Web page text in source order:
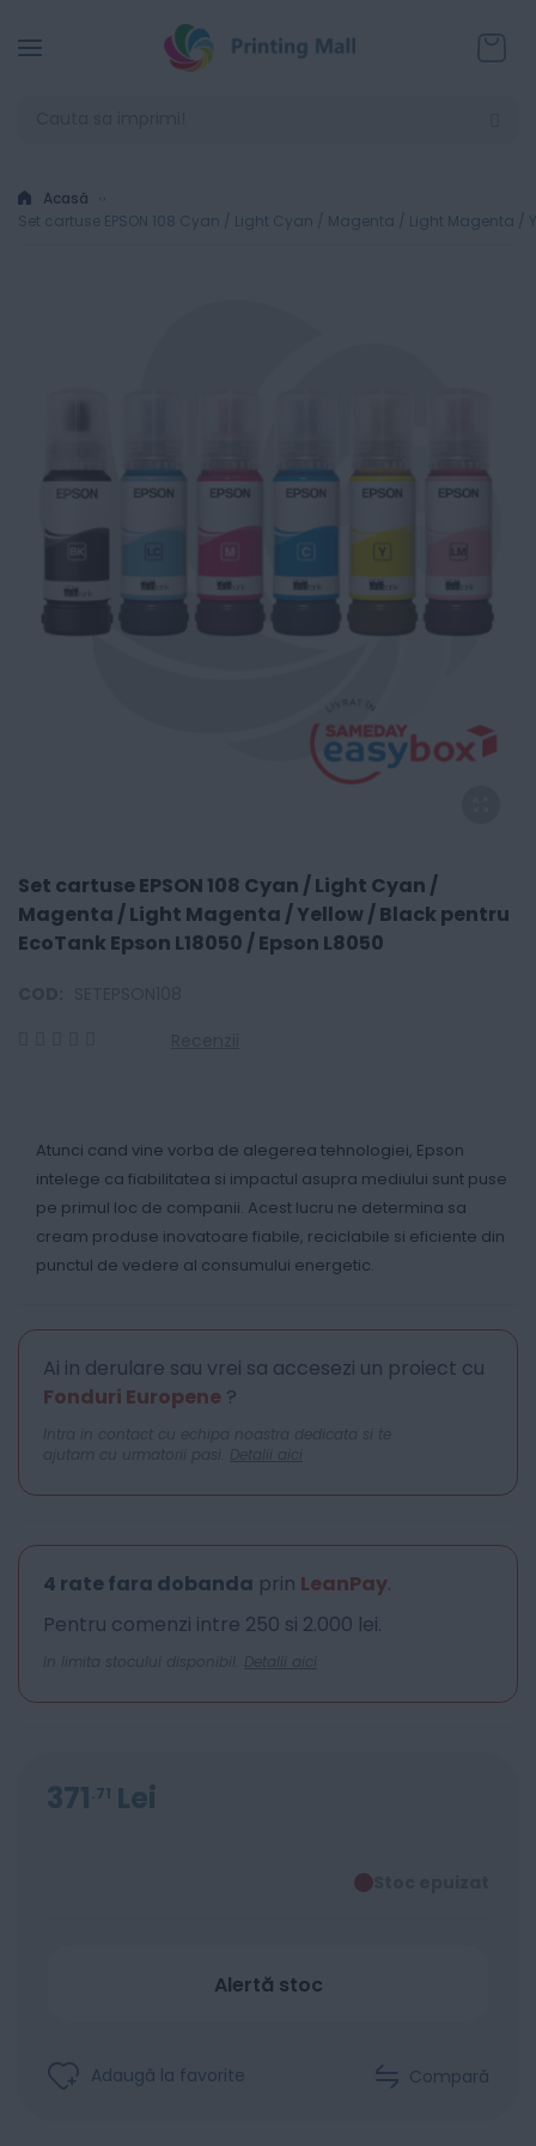
Acasă
Set cartuse EPSON 108 Cyan / Light Cyan / Magenta / Light Magenta /
Set cartuse EPSON 108 Cyan / Light Cyan /
Magenta / Light Magenta / Yellow / Black pentru
EcoTank Epson L18050 / Epson L8050
Atunci cand vine vorba de alegerea tehnologiei, Epson
intelege ca fiabilitatea si impactul asupra mediului sunt puse
pe primul loc de companii. Acest lucru ne determina sa
cream produse inovatoare fiabile, reciclabile si eficiente din
punctul de vedere al consumului energetic.
Ai in derulare sau vrei sa accesezi un proiect cu
Fonduri Europene ?
Intra in contact cu echipa noastra dedicata si te
ajutam cu urmatorii pasi. Detalii aici
4 rate fara dobanda prin LeanPay.
Pentru comenzi intre 250 si 2.000 lei.
In limita stocului disponibil. Detalii aici
371 71 Lei
Alertă stoc
Adaugă la favorite Compară